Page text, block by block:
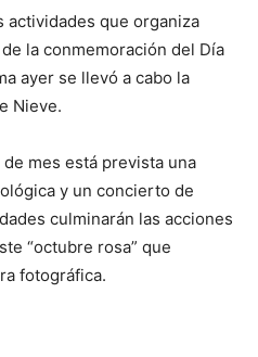
actividades que organiza
la conmemoración del Día
ayer se llevó a cabo la
Nieve.
mes está prevista una
y un concierto de
culminarán las acciones
“octubre rosa” que
fotográfica.